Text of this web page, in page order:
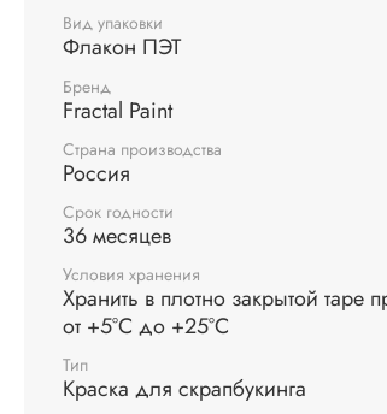
используя специальные
чернил.
Вид упаковки
Флакон ПЭТ
Бренд
Fractal Paint
Страна производства
Россия
Срок годности
36 месяцев
Условия хранения
Хранить в плотно закрытой таре
от +5°С до +25°С
Тип
Краска для скрапбукинга